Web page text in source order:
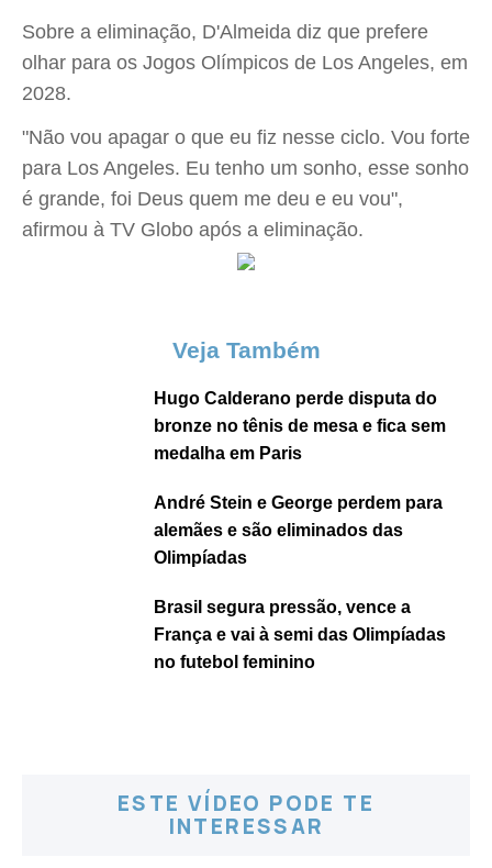
Sobre a eliminação, D'Almeida diz que prefere
olhar para os Jogos Olímpicos de Los Angeles, em
2028.
"Não vou apagar o que eu fiz nesse ciclo. Vou forte
para Los Angeles. Eu tenho um sonho, esse sonho
é grande, foi Deus quem me deu e eu vou",
afirmou à TV Globo após a eliminação.
Veja Também
Hugo Calderano perde disputa do
bronze no tênis de mesa e fica sem
medalha em Paris
André Stein e George perdem para
alemães e são eliminados das
Olimpíadas
Brasil segura pressão, vence a
França e vai à semi das Olimpíadas
no futebol feminino
ESTE VÍDEO PODE TE
INTERESSAR